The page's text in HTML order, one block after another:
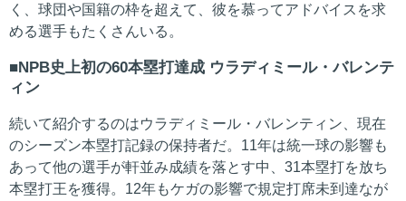
く、球団や国籍の枠を超えて、彼を慕ってアドバイスを求
める選手もたくさんいる。
NPB史上初の60本塁打達成 ウラディミール・バレンテ
ィン
続いて紹介するのはウラディミール・バレンティン、現在
のシーズン本塁打記録の保持者だ。11年は統一球の影響も
あって他の選手が軒並み成績を落とす中、31本塁打を放ち
本塁打王を獲得。12年もケガの影響で規定打席未到達なが